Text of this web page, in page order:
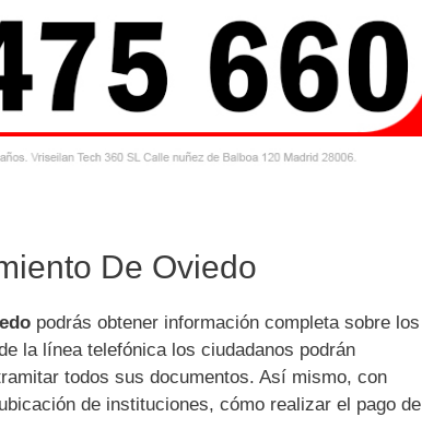
De Oviedo
podrás obtener información completa sobre los
la línea telefónica los ciudadanos podrán
todos sus documentos. Así mismo, con
de instituciones, cómo realizar el pago de